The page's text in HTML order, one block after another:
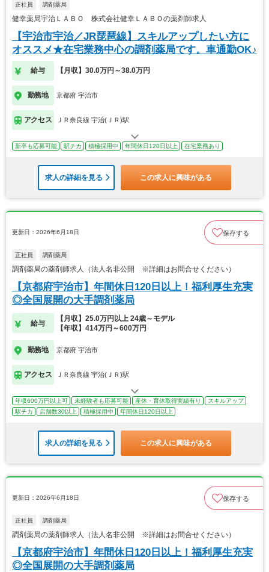
正社員 調剤薬局
健幸薬局宇治ＬＡＢＯ 株式会社健幸ＬＡＢＯの薬剤師求人
【宇治市宇治／JR琵琶線】スキルアップしたい方に
オススメ★在宅業務中心の調剤薬局です。車通勤OK♪
給与 【月収】30.0万円～38.0万円
勤務地 京都府 宇治市
アクセス ＪＲ奈良線 宇治(ＪＲ)駅
新卒も応募可能 駅チカ 積極採用中 年間休日120日以上 在宅業務あり
求人の詳細を見る この求人に興味がある
更新日：2026年6月18日 保存する
正社員 調剤薬局
調剤薬局の薬剤師求人（法人名非公開 ※詳細はお問合せください）
【京都府宇治市】年間休日120日以上！福利厚生充実
◎全国展開の大手調剤薬局
給与
【月収】25.0万円以上 24歳～モデル
【年収】414万円～600万円
勤務地 京都府 宇治市
アクセス ＪＲ奈良線 宇治(ＪＲ)駅
年収600万円以上可 未経験者も応募可能 産休・育休取得実績有り
スキルアップ
駅チカ
店舗数30以上 積極採用中 年間休日120日以上
求人の詳細を見る この求人に興味がある
更新日：2026年6月18日 保存する
正社員 調剤薬局
調剤薬局の薬剤師求人（法人名非公開 ※詳細はお問合せください）
【京都府宇治市】年間休日120日以上！福利厚生充実
◎全国展開の大手調剤薬局